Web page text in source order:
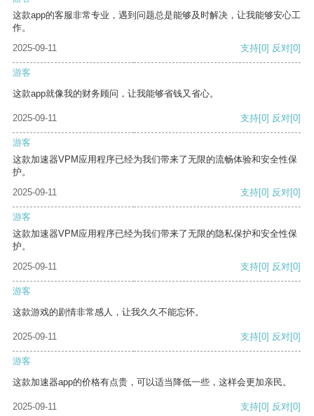
这款app的客服非常专业，遇到问题总是能够及时解决，让我能够安心工
作。
2025-09-11
支持[0] 反对[0]
游客
这款app就像我的财务顾问，让我能够省钱又省心。
2025-09-11 支持[0] 反对[0]
游客
这款加速器VPM应用程序已经为我们带来了无限的流畅体验和安全性保
护。
2025-09-11
支持[0] 反对[0]
游客
这款加速器VPM应用程序已经为我们带来了无限的隐私保护和安全性保
护。
2025-09-11
支持[0] 反对[0]
游客
这款游戏的剧情非常感人，让我久久不能忘怀。
2025-09-11 支持[0] 反对[0]
游客
这款加速器app的价格有点贵，可以适当降低一些，这样会更加亲民。
2025-09-11 支持[0] 反对[0]